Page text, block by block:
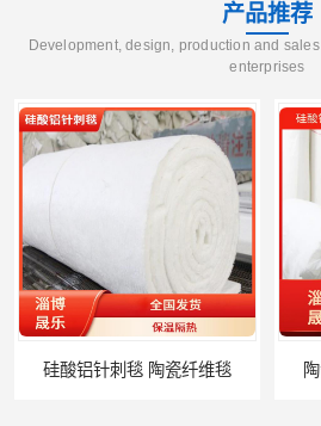
产品推荐
Development, design, production and
enterprises
陶瓷纤维毯 陶瓷纤维毯 硅酸铝